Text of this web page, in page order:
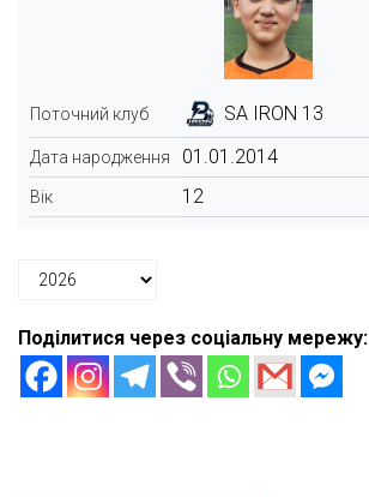
Поточний клуб SA IRON 13
Дата народження 01.01.2014
Вік 12
Поділитися через соціальну мережу: